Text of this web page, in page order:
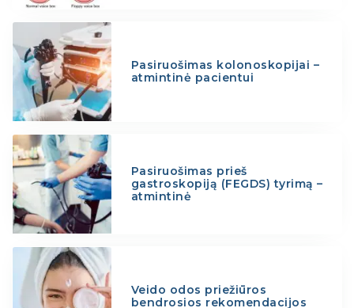
Pasiruošimas kolonoskopijai –
atmintinė pacientui
Pasiruošimas prieš
gastroskopiją (FEGDS) tyrimą –
atmintinė
Veido odos priežiūros
bendrosios rekomendacijos